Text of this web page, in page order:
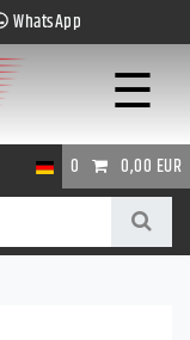
WhatsApp
☰
0 0,00 EUR